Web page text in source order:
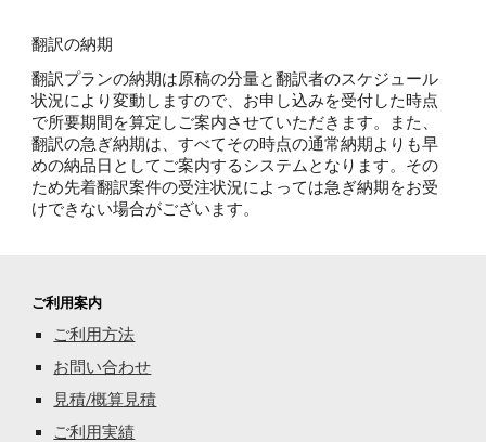
翻訳の納期
翻訳プランの納期は原稿の分量と翻訳者のスケジュール
状況により変動しますので、お申し込みを受付した時点
で所要期間を算定しご案内させていただきます。また、
翻訳の急ぎ納期は、すべてその時点の通常納期よりも早
めの納品日としてご案内するシステムとなります。その
ため先着翻訳案件の受注状況によっては急ぎ納期をお受
けできない場合がございます。
ご利用案内
ご利用方法
お問い合わせ
見積/概算見積
ご利用実績